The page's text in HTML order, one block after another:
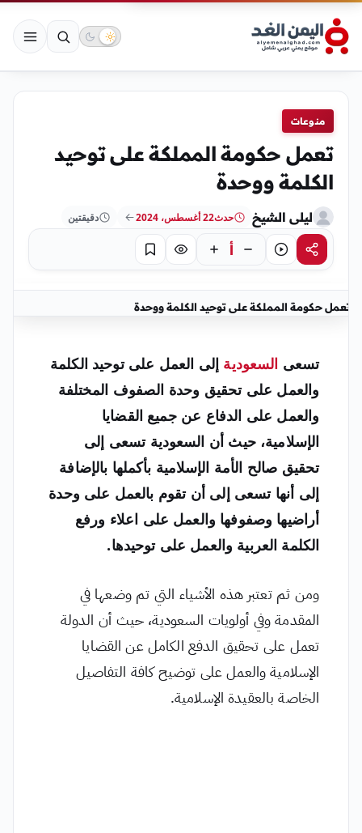
منوعات
تعمل حكومة المملكة على توحيد
الكلمة ووحدة
ليلى الشيخ حدث22 أغسطس، 2024 دقيقتين
مشاركةاستماع أ تركيز حفظ
تعمل حكومة المملكة على توحيد الكلمة ووحدة
تسعى السعودية إلى العمل على توحيد الكلمة
والعمل على تحقيق وحدة الصفوف المختلفة
والعمل على الدفاع عن جميع القضايا
الإسلامية، حيث أن السعودية تسعى إلى
تحقيق صالح الأمة الإسلامية بأكملها بالإضافة
إلى أنها تسعى إلى أن تقوم بالعمل على وحدة
أراضيها وصفوفها والعمل على اعلاء ورفع
الكلمة العربية والعمل على توحيدها.
ومن ثم تعتبر هذه الأشياء التي تم وضعها في
المقدمة وفي أولويات السعودية، حيث أن الدولة
تعمل على تحقيق الدفع الكامل عن القضايا
الإسلامية والعمل على توضيح كافة التفاصيل
الخاصة بالعقيدة الإسلامية.